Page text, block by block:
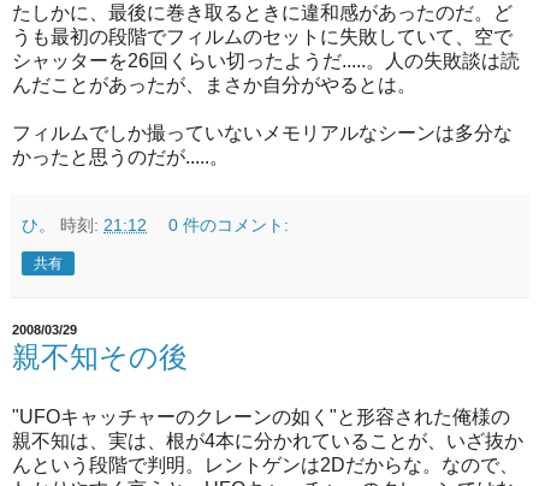
たしかに、最後に巻き取るときに違和感があったのだ。ど
うも最初の段階でフィルムのセットに失敗していて、空で
シャッターを26回くらい切ったようだ.....。人の失敗談は読
んだことがあったが、まさか自分がやるとは。
フィルムでしか撮っていないメモリアルなシーンは多分な
かったと思うのだが.....。
ひ。 時刻: 21:12 0 件のコメント:
共有
2008/03/29
親不知その後
"UFOキャッチャーのクレーンの如く"と形容された俺様の
親不知は、実は、根が4本に分かれていることが、いざ抜か
んという段階で判明。レントゲンは2Dだからな。なので、